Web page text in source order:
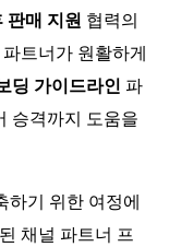
판매 지원 협력의
트너가 원활하게
딩 가이드라인 파
승격까지 도움을
하기 위한 여정에
채널 파트너 프